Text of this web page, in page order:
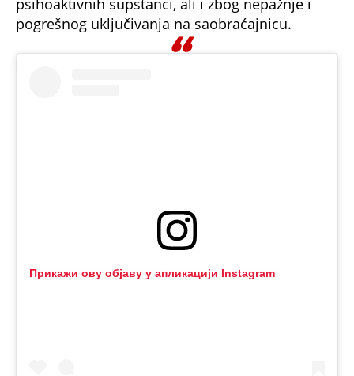
pogrešnog uključivanja na saobraćajnicu.
Прикажи ову објаву у апликацији Instagram